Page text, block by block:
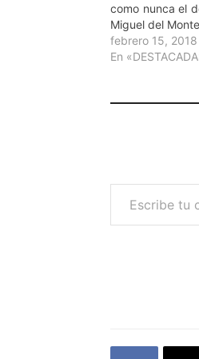
como nunca el
Miguel del Monte
febrero 15, 2018
En
Escribe tu correo electrónico…